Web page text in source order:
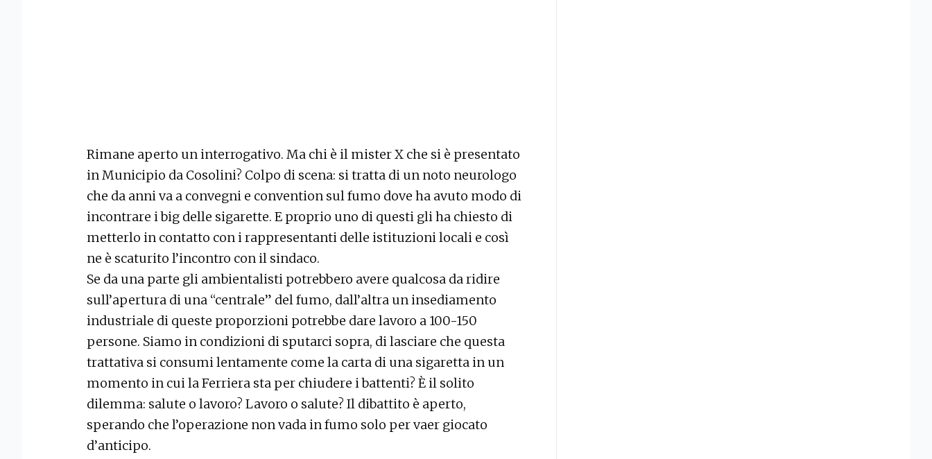
Rimane aperto un interrogativo. Ma chi è il mister X che si è presentato
in Municipio da Cosolini? Colpo di scena: si tratta di un noto neurologo
che da anni va a convegni e convention sul fumo dove ha avuto modo di
incontrare i big delle sigarette. E proprio uno di questi gli ha chiesto di
metterlo in contatto con i rappresentanti delle istituzioni locali e così
ne è scaturito l’incontro con il sindaco.
Se da una parte gli ambientalisti potrebbero avere qualcosa da ridire
sull’apertura di una “centrale” del fumo, dall’altra un insediamento
industriale di queste proporzioni potrebbe dare lavoro a 100-150
persone. Siamo in condizioni di sputarci sopra, di lasciare che questa
trattativa si consumi lentamente come la carta di una sigaretta in un
momento in cui la Ferriera sta per chiudere i battenti? È il solito
dilemma: salute o lavoro? Lavoro o salute? Il dibattito è aperto,
sperando che l’operazione non vada in fumo solo per vaer giocato
d’anticipo.